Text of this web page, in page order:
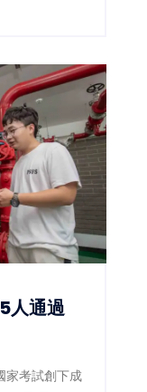
家考試創下成